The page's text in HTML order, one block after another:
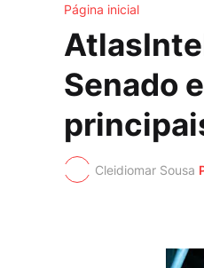
Página inicial
Senado
Cleidiomar Sousa